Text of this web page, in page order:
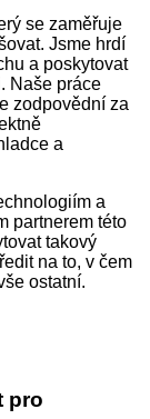
se zaměřuje
Jsme hrdí
a poskytovat
Naše práce
zodpovědní za
a
a
partnerem této
takový
na to, v čem
ostatní.
pro